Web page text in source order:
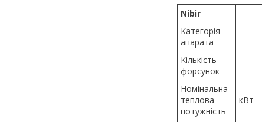
Nibir
Категорія
апарата
Кількість
форсунок
Номінальна
теплова
потужність
кВт